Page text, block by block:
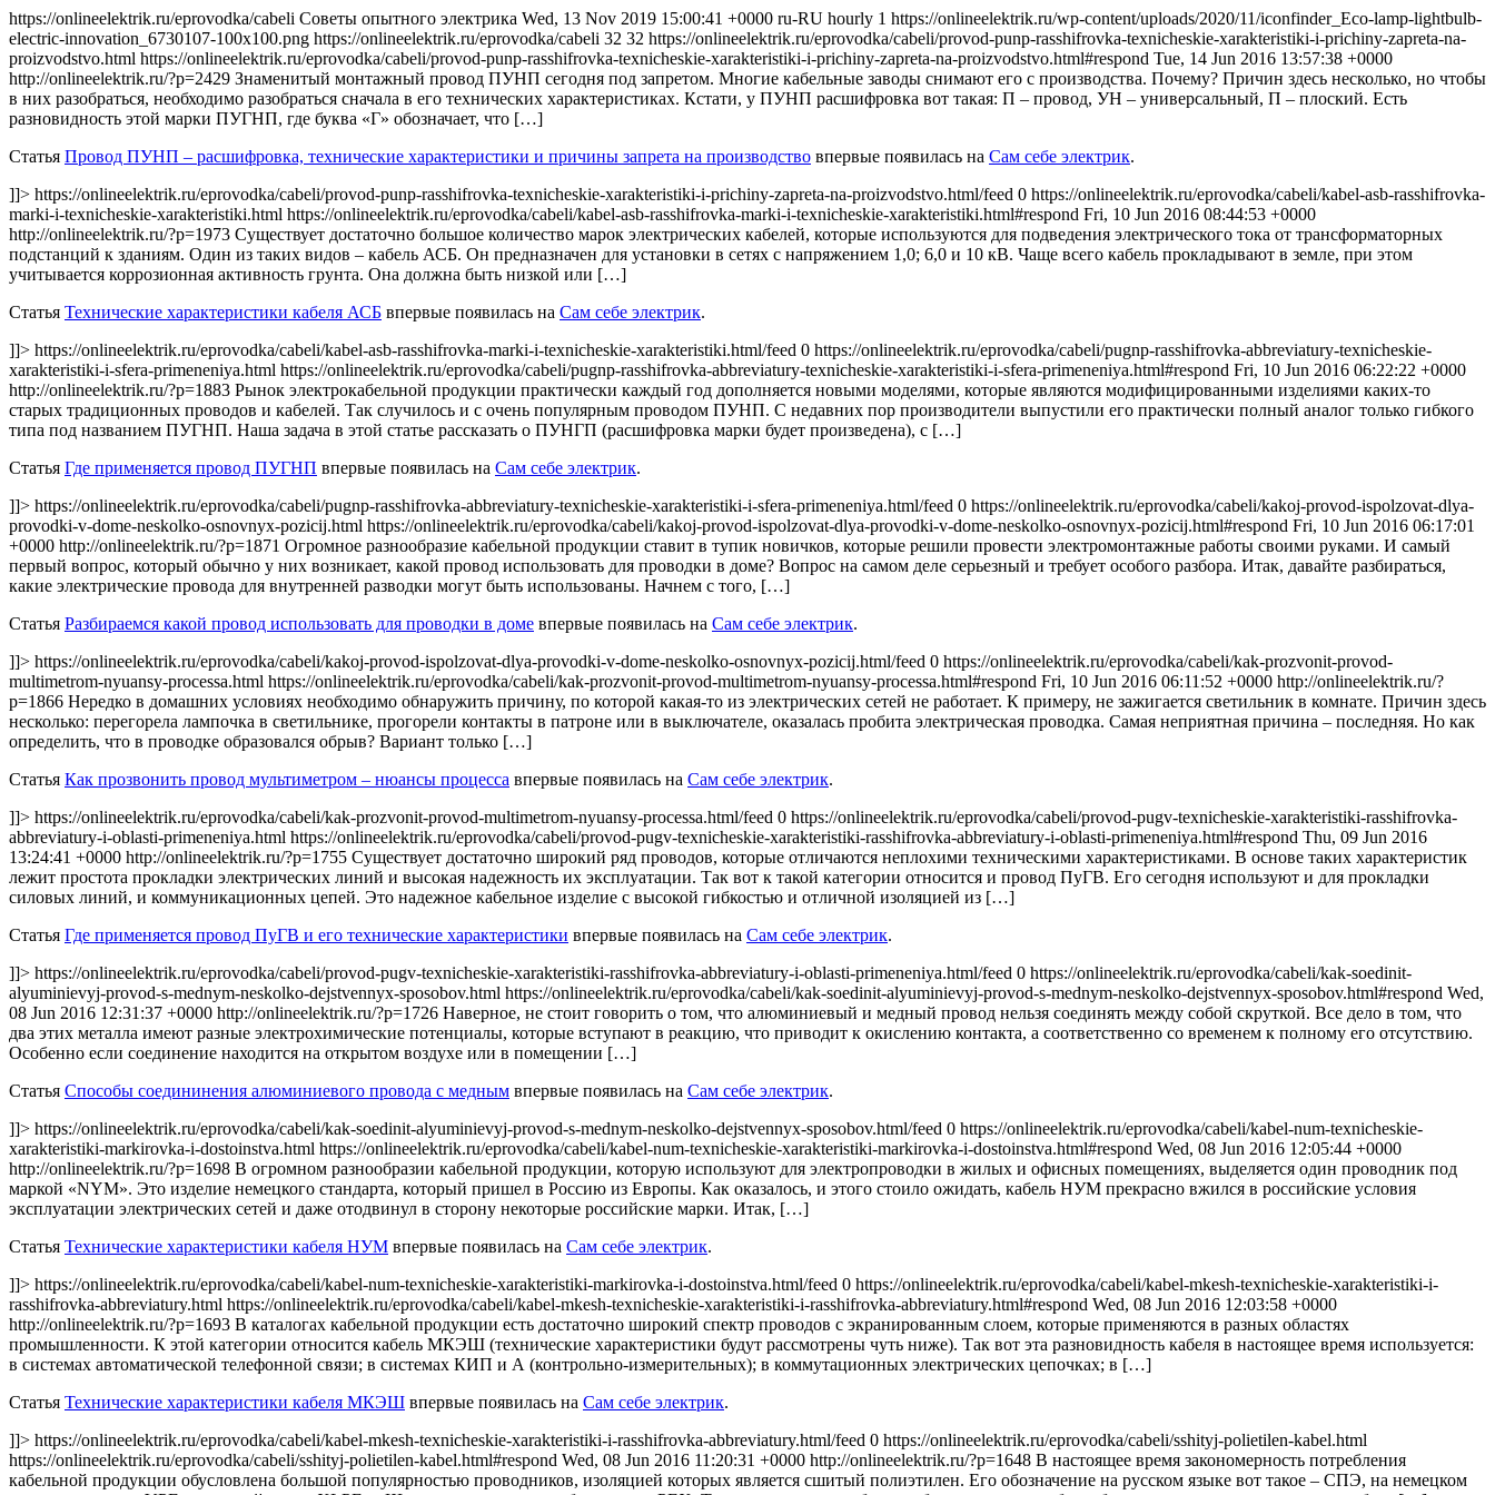
https://onlineelektrik.ru/eprovodka/cabeli Советы опытного электрика Wed, 13 Nov 2019 15:00:41 +0000 ru-RU hourly 1 https://onlineelektrik.ru/wp-content/uploads/2020/11/iconfinder_Eco-lamp-lightbulb-
electric-innovation_6730107-100x100.png https://onlineelektrik.ru/eprovodka/cabeli 32 32 https://onlineelektrik.ru/eprovodka/cabeli/provod-punp-rasshifrovka-texnicheskie-xarakteristiki-i-prichiny-zapreta-na-
proizvodstvo.html https://onlineelektrik.ru/eprovodka/cabeli/provod-punp-rasshifrovka-texnicheskie-xarakteristiki-i-prichiny-zapreta-na-proizvodstvo.html#respond Tue, 14 Jun 2016 13:57:38 +0000
http://onlineelektrik.ru/?p=2429 Знаменитый монтажный провод ПУНП сегодня под запретом. Многие кабельные заводы снимают его с производства. Почему? Причин здесь несколько, но чтобы
в них разобраться, необходимо разобраться сначала в его технических характеристиках. Кстати, у ПУНП расшифровка вот такая: П – провод, УН – универсальный, П – плоский. Есть
разновидность этой марки ПУГНП, где буква «Г» обозначает, что […]
Статья Провод ПУНП – расшифровка, технические характеристики и причины запрета на производство впервые появилась на Сам себе электрик.
]]> https://onlineelektrik.ru/eprovodka/cabeli/provod-punp-rasshifrovka-texnicheskie-xarakteristiki-i-prichiny-zapreta-na-proizvodstvo.html/feed 0 https://onlineelektrik.ru/eprovodka/cabeli/kabel-asb-rasshifrovka-
marki-i-texnicheskie-xarakteristiki.html https://onlineelektrik.ru/eprovodka/cabeli/kabel-asb-rasshifrovka-marki-i-texnicheskie-xarakteristiki.html#respond Fri, 10 Jun 2016 08:44:53 +0000
http://onlineelektrik.ru/?p=1973 Существует достаточно большое количество марок электрических кабелей, которые используются для подведения электрического тока от трансформаторных
подстанций к зданиям. Один из таких видов – кабель АСБ. Он предназначен для установки в сетях с напряжением 1,0; 6,0 и 10 кВ. Чаще всего кабель прокладывают в земле, при этом
учитывается коррозионная активность грунта. Она должна быть низкой или […]
Статья Технические характеристики кабеля АСБ впервые появилась на Сам себе электрик.
]]> https://onlineelektrik.ru/eprovodka/cabeli/kabel-asb-rasshifrovka-marki-i-texnicheskie-xarakteristiki.html/feed 0 https://onlineelektrik.ru/eprovodka/cabeli/pugnp-rasshifrovka-abbreviatury-texnicheskie-
xarakteristiki-i-sfera-primeneniya.html https://onlineelektrik.ru/eprovodka/cabeli/pugnp-rasshifrovka-abbreviatury-texnicheskie-xarakteristiki-i-sfera-primeneniya.html#respond Fri, 10 Jun 2016 06:22:22 +0000
http://onlineelektrik.ru/?p=1883 Рынок электрокабельной продукции практически каждый год дополняется новыми моделями, которые являются модифицированными изделиями каких-то
старых традиционных проводов и кабелей. Так случилось и с очень популярным проводом ПУНП. С недавних пор производители выпустили его практически полный аналог только гибкого
типа под названием ПУГНП. Наша задача в этой статье рассказать о ПУНГП (расшифровка марки будет произведена), с […]
Статья Где применяется провод ПУГНП впервые появилась на Сам себе электрик.
]]> https://onlineelektrik.ru/eprovodka/cabeli/pugnp-rasshifrovka-abbreviatury-texnicheskie-xarakteristiki-i-sfera-primeneniya.html/feed 0 https://onlineelektrik.ru/eprovodka/cabeli/kakoj-provod-ispolzovat-dlya-
provodki-v-dome-neskolko-osnovnyx-pozicij.html https://onlineelektrik.ru/eprovodka/cabeli/kakoj-provod-ispolzovat-dlya-provodki-v-dome-neskolko-osnovnyx-pozicij.html#respond Fri, 10 Jun 2016 06:17:01
+0000 http://onlineelektrik.ru/?p=1871 Огромное разнообразие кабельной продукции ставит в тупик новичков, которые решили провести электромонтажные работы своими руками. И самый
первый вопрос, который обычно у них возникает, какой провод использовать для проводки в доме? Вопрос на самом деле серьезный и требует особого разбора. Итак, давайте разбираться,
какие электрические провода для внутренней разводки могут быть использованы. Начнем с того, […]
Статья Разбираемся какой провод использовать для проводки в доме впервые появилась на Сам себе электрик.
]]> https://onlineelektrik.ru/eprovodka/cabeli/kakoj-provod-ispolzovat-dlya-provodki-v-dome-neskolko-osnovnyx-pozicij.html/feed 0 https://onlineelektrik.ru/eprovodka/cabeli/kak-prozvonit-provod-
multimetrom-nyuansy-processa.html https://onlineelektrik.ru/eprovodka/cabeli/kak-prozvonit-provod-multimetrom-nyuansy-processa.html#respond Fri, 10 Jun 2016 06:11:52 +0000 http://onlineelektrik.ru/?
p=1866 Нередко в домашних условиях необходимо обнаружить причину, по которой какая-то из электрических сетей не работает. К примеру, не зажигается светильник в комнате. Причин здесь
несколько: перегорела лампочка в светильнике, прогорели контакты в патроне или в выключателе, оказалась пробита электрическая проводка. Самая неприятная причина – последняя. Но как
определить, что в проводке образовался обрыв? Вариант только […]
Статья Как прозвонить провод мультиметром – нюансы процесса впервые появилась на Сам себе электрик.
]]> https://onlineelektrik.ru/eprovodka/cabeli/kak-prozvonit-provod-multimetrom-nyuansy-processa.html/feed 0 https://onlineelektrik.ru/eprovodka/cabeli/provod-pugv-texnicheskie-xarakteristiki-rasshifrovka-
abbreviatury-i-oblasti-primeneniya.html https://onlineelektrik.ru/eprovodka/cabeli/provod-pugv-texnicheskie-xarakteristiki-rasshifrovka-abbreviatury-i-oblasti-primeneniya.html#respond Thu, 09 Jun 2016
13:24:41 +0000 http://onlineelektrik.ru/?p=1755 Существует достаточно широкий ряд проводов, которые отличаются неплохими техническими характеристиками. В основе таких характеристик
лежит простота прокладки электрических линий и высокая надежность их эксплуатации. Так вот к такой категории относится и провод ПуГВ. Его сегодня используют и для прокладки
силовых линий, и коммуникационных цепей. Это надежное кабельное изделие с высокой гибкостью и отличной изоляцией из […]
Статья Где применяется провод ПуГВ и его технические характеристики впервые появилась на Сам себе электрик.
]]> https://onlineelektrik.ru/eprovodka/cabeli/provod-pugv-texnicheskie-xarakteristiki-rasshifrovka-abbreviatury-i-oblasti-primeneniya.html/feed 0 https://onlineelektrik.ru/eprovodka/cabeli/kak-soedinit-
alyuminievyj-provod-s-mednym-neskolko-dejstvennyx-sposobov.html https://onlineelektrik.ru/eprovodka/cabeli/kak-soedinit-alyuminievyj-provod-s-mednym-neskolko-dejstvennyx-sposobov.html#respond Wed,
08 Jun 2016 12:31:37 +0000 http://onlineelektrik.ru/?p=1726 Наверное, не стоит говорить о том, что алюминиевый и медный провод нельзя соединять между собой скруткой. Все дело в том, что
два этих металла имеют разные электрохимические потенциалы, которые вступают в реакцию, что приводит к окислению контакта, а соответственно со временем к полному его отсутствию.
Особенно если соединение находится на открытом воздухе или в помещении […]
Статья Способы соедининения алюминиевого провода с медным впервые появилась на Сам себе электрик.
]]> https://onlineelektrik.ru/eprovodka/cabeli/kak-soedinit-alyuminievyj-provod-s-mednym-neskolko-dejstvennyx-sposobov.html/feed 0 https://onlineelektrik.ru/eprovodka/cabeli/kabel-num-texnicheskie-
xarakteristiki-markirovka-i-dostoinstva.html https://onlineelektrik.ru/eprovodka/cabeli/kabel-num-texnicheskie-xarakteristiki-markirovka-i-dostoinstva.html#respond Wed, 08 Jun 2016 12:05:44 +0000
http://onlineelektrik.ru/?p=1698 В огромном разнообразии кабельной продукции, которую используют для электропроводки в жилых и офисных помещениях, выделяется один проводник под
маркой «NYM». Это изделие немецкого стандарта, который пришел в Россию из Европы. Как оказалось, и этого стоило ожидать, кабель НУМ прекрасно вжился в российские условия
эксплуатации электрических сетей и даже отодвинул в сторону некоторые российские марки. Итак, […]
Статья Технические характеристики кабеля НУМ впервые появилась на Сам себе электрик.
]]> https://onlineelektrik.ru/eprovodka/cabeli/kabel-num-texnicheskie-xarakteristiki-markirovka-i-dostoinstva.html/feed 0 https://onlineelektrik.ru/eprovodka/cabeli/kabel-mkesh-texnicheskie-xarakteristiki-i-
rasshifrovka-abbreviatury.html https://onlineelektrik.ru/eprovodka/cabeli/kabel-mkesh-texnicheskie-xarakteristiki-i-rasshifrovka-abbreviatury.html#respond Wed, 08 Jun 2016 12:03:58 +0000
http://onlineelektrik.ru/?p=1693 В каталогах кабельной продукции есть достаточно широкий спектр проводов с экранированным слоем, которые применяются в разных областях
промышленности. К этой категории относится кабель МКЭШ (технические характеристики будут рассмотрены чуть ниже). Так вот эта разновидность кабеля в настоящее время используется:
в системах автоматической телефонной связи; в системах КИП и А (контрольно-измерительных); в коммутационных электрических цепочках; в […]
Статья Технические характеристики кабеля МКЭШ впервые появилась на Сам себе электрик.
]]> https://onlineelektrik.ru/eprovodka/cabeli/kabel-mkesh-texnicheskie-xarakteristiki-i-rasshifrovka-abbreviatury.html/feed 0 https://onlineelektrik.ru/eprovodka/cabeli/sshityj-polietilen-kabel.html
https://onlineelektrik.ru/eprovodka/cabeli/sshityj-polietilen-kabel.html#respond Wed, 08 Jun 2016 11:20:31 +0000 http://onlineelektrik.ru/?p=1648 В настоящее время закономерность потребления
кабельной продукции обусловлена большой популярностью проводников, изоляцией которых является сшитый полиэтилен. Его обозначение на русском языке вот такое – СПЭ, на немецком